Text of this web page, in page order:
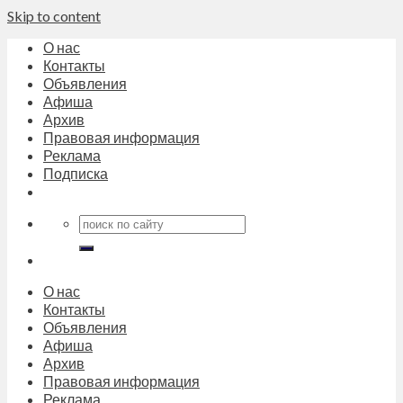
Skip to content
О нас
Контакты
Объявления
Афиша
Архив
Правовая информация
Реклама
Подписка
О нас
Контакты
Объявления
Афиша
Архив
Правовая информация
Реклама